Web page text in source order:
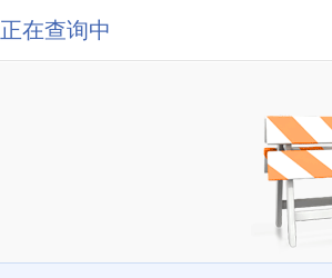
正在查询中